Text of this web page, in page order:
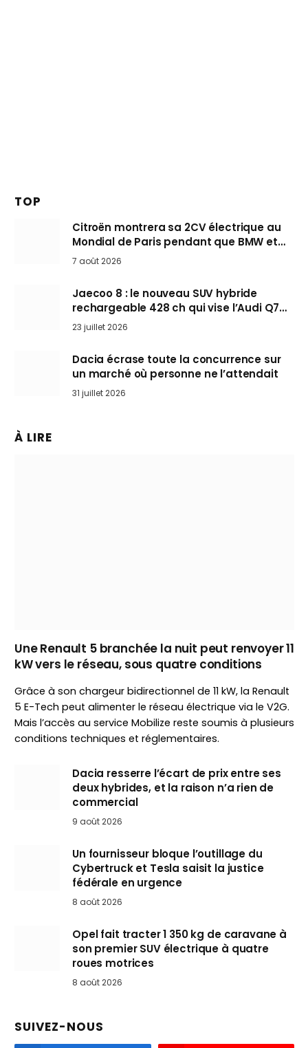
TOP
Citroën montrera sa 2CV électrique au
Mondial de Paris pendant que BMW et
Mini désertent le salon
7 août 2026
Jaecoo 8 : le nouveau SUV hybride
rechargeable 428 ch qui vise l’Audi Q7
arrive en Europe cet automne
23 juillet 2026
Dacia écrase toute la concurrence sur
un marché où personne ne l’attendait
31 juillet 2026
À LIRE
Une Renault 5 branchée la nuit peut renvoyer 11
kW vers le réseau, sous quatre conditions
Grâce à son chargeur bidirectionnel de 11 kW, la Renault
5 E-Tech peut alimenter le réseau électrique via le V2G.
Mais l’accès au service Mobilize reste soumis à plusieurs
conditions techniques et réglementaires.
Dacia resserre l’écart de prix entre ses
deux hybrides, et la raison n’a rien de
commercial
9 août 2026
Un fournisseur bloque l’outillage du
Cybertruck et Tesla saisit la justice
fédérale en urgence
8 août 2026
Opel fait tracter 1 350 kg de caravane à
son premier SUV électrique à quatre
roues motrices
8 août 2026
SUIVEZ-NOUS